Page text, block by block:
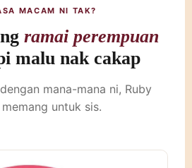
MACAM NI TAK?
ramai perempuan
malu nak cakap
mana-mana ni, Ruby
untuk sis.